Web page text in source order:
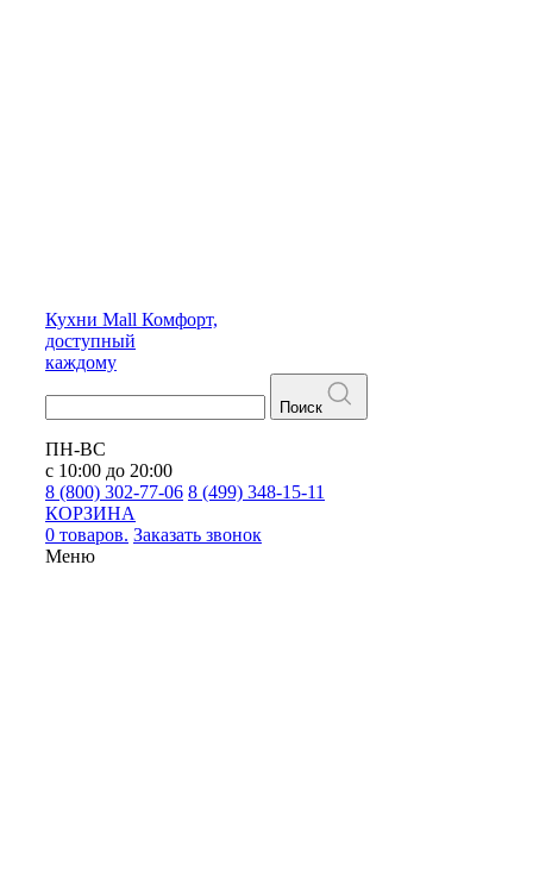
Кухни Mall Комфорт,
доступный
каждому
Поиск
ПН-ВС
с 10:00 до 20:00
8 (800) 302-77-06 8 (499) 348-15-11
КОРЗИНА
0 товаров. Заказать звонок
Меню